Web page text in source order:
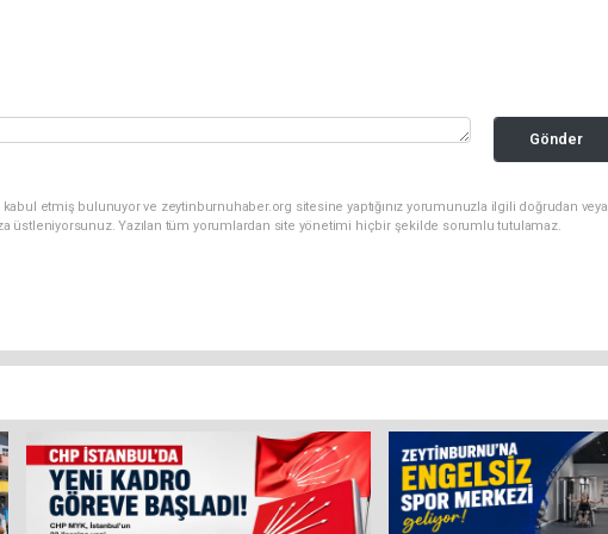
Gönder
kabul etmiş bulunuyor ve zeytinburnuhaber.org sitesine yaptığınız yorumunuzla ilgili doğrudan veya
üstleniyorsunuz. Yazılan tüm yorumlardan site yönetimi hiçbir şekilde sorumlu tutulamaz.